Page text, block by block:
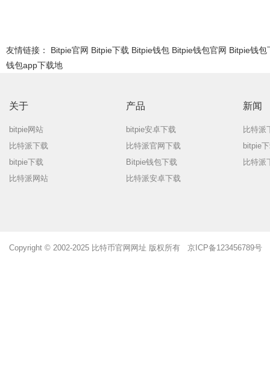
友情链接： Bitpie官网 Bitpie下载 Bitpie钱包 Bitpie钱包官网 Bitpie钱包
钱包app下载地
关于
bitpie网站
比特派下载
bitpie下载
比特派网站
产品
bitpie安卓下载
比特派官网下载
Bitpie钱包下载
比特派安卓下载
新闻
比特派
bitpie
比特派
Copyright © 2002-2025 比特币官网网址 版权所有 京ICP备123456789号